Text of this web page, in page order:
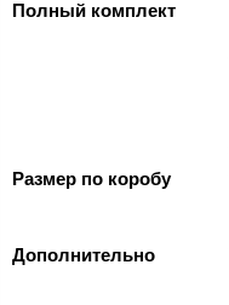
Полный комплект
Размер по коробу
Дополнительно